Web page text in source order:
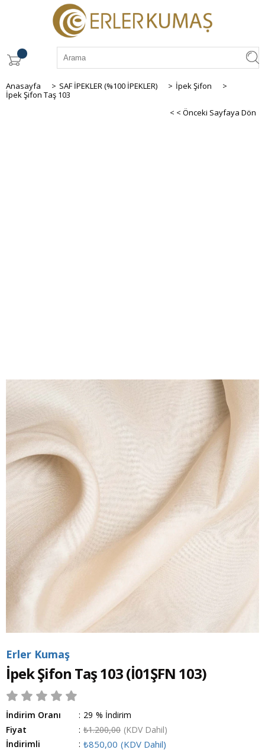
Anasayfa > SAF İPEKLER (%100 İPEKLER) > İpek Şifon
>
İpek Şifon Taş 103
< < Önceki Sayfaya Dön
Erler Kumaş
İpek Şifon Taş 103(İ01ŞFN 103)
İndirim Oranı : %
29
İndirim
Fiyat
: ₺1.200,00 (KDV Dahil)
İndirimli
: ₺850,00 (KDV Dahil)